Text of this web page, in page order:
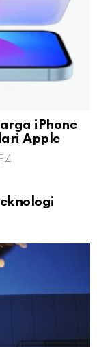
iPhone
Apple
4